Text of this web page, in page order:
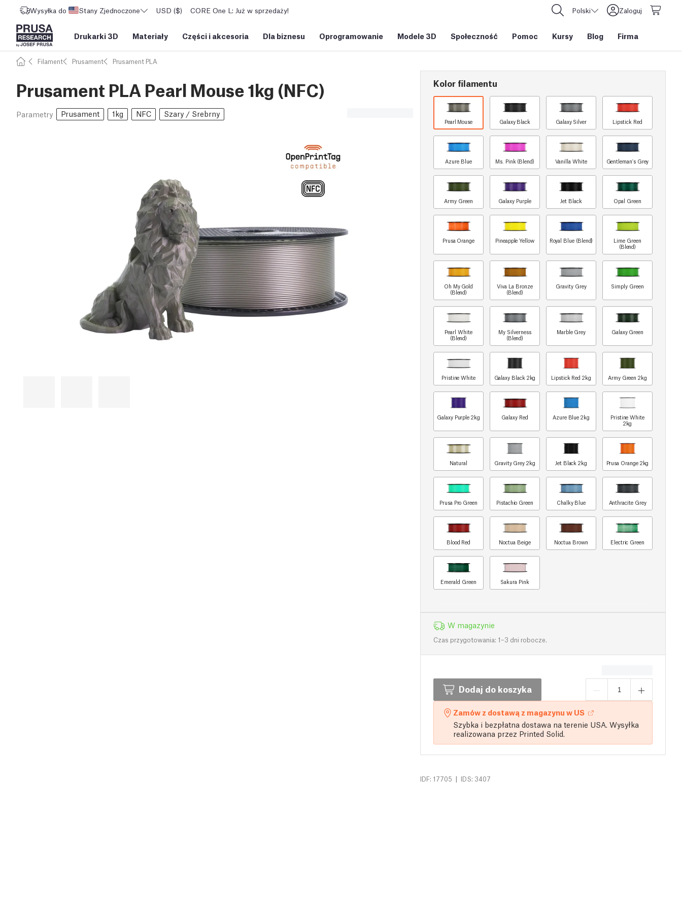
Wysyłka do Stany Zjednoczone USD ($) CORE One L: Już w sprzedaży! Polski Zaloguj
Drukarki 3D Materiały Części i akcesoria Dla biznesu Oprogramowanie Modele 3D Społeczność Pomoc Kursy Blog Firma
Filament Prusament Prusament PLA
Prusament PLA Pearl Mouse 1kg (NFC)
Parametry Prusament 1kg NFC Szary / Srebrny
Kolor filamentu
Pearl Mouse Galaxy Black Galaxy Silver Lipstick Red
Azure Blue Ms. Pink (Blend) Vanilla White Gentleman's Grey
Army Green Galaxy Purple Jet Black Opal Green
Prusa Orange Pineapple Yellow Royal Blue (Blend)
Lime Green
(Blend)
Oh My Gold
(Blend)
Viva La Bronze
(Blend)
Gravity Grey Simply Green
Pearl White
(Blend)
My Silverness
(Blend)
Marble Grey Galaxy Green
Pristine White Galaxy Black 2kg Lipstick Red 2kg Army Green 2kg
Galaxy Purple 2kg Galaxy Red Azure Blue 2kg
Pristine White
2kg
Natural Gravity Grey 2kg Jet Black 2kg Prusa Orange 2kg
Prusa Pro Green Pistachio Green Chalky Blue Anthracite Grey
Blood Red Noctua Beige Noctua Brown Electric Green
Emerald Green Sakura Pink
W magazynie
Czas przygotowania: 1–3 dni robocze.
Dodaj do koszyka
Zamów z dostawą z magazynu w US
Szybka i bezpłatna dostawa na terenie USA. Wysyłka
realizowana przez Printed Solid.
IDF: 17705 | IDS: 3407